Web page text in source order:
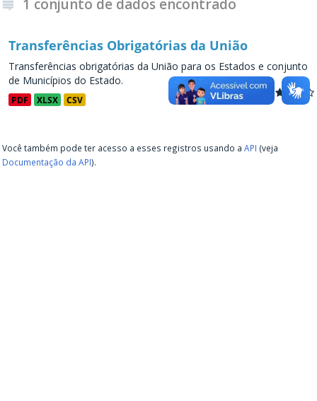
1 conjunto de dados encontrado
Transferências Obrigatórias da União
Transferências obrigatórias da União para os Estados e conjunto
de Municípios do Estado.
PDF XLSX CSV
Você também pode ter acesso a esses registros usando a API (veja
Documentação da API).